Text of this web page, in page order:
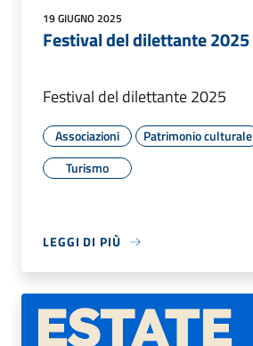
19 GIUGNO 2025
Festival del dilettante 2025
Festival del dilettante 2025
Associazioni Patrimonio culturale
Turismo
LEGGI DI PIÙ